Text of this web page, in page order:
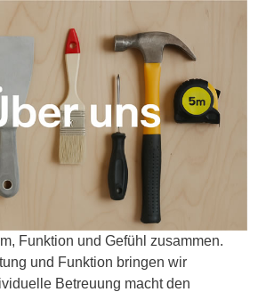
Funktion und Gefühl zusammen.
und Funktion bringen wir
Betreuung macht den